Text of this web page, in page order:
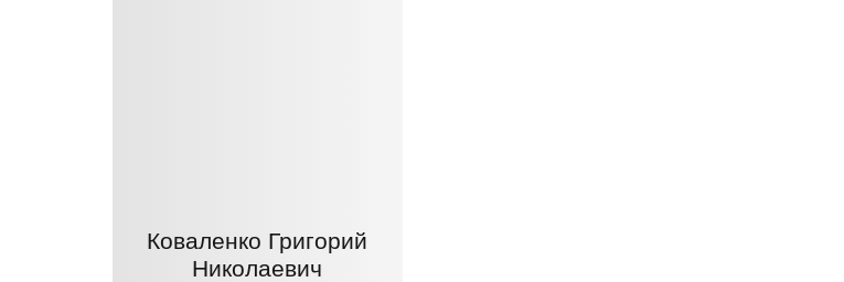
Коваленко Григорий
Николаевич